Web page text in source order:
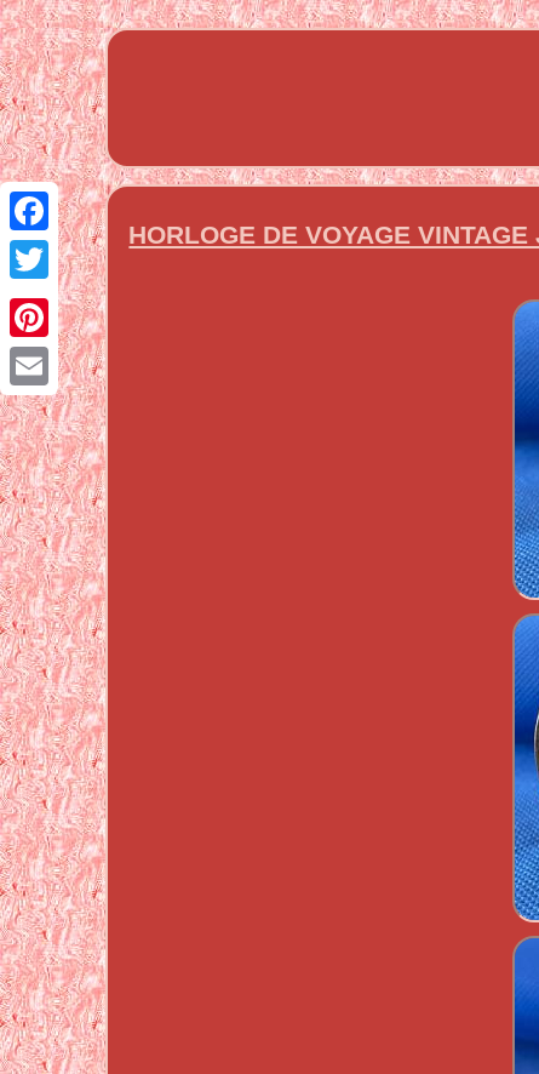
Facebook
Twitter
Pinterest
Email
HORLOGE DE VOYAGE